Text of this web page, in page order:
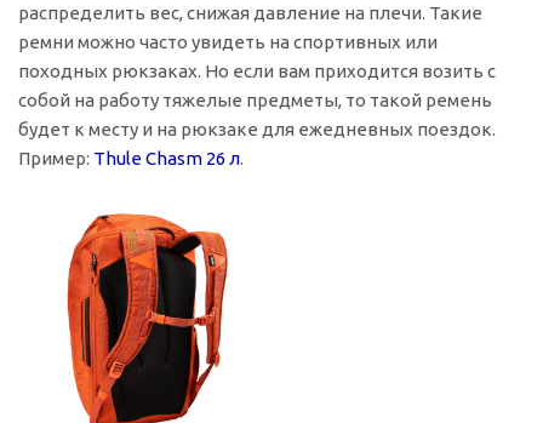
распределить вес, снижая давление на плечи. Такие
ремни можно часто увидеть на спортивных или
походных рюкзаках. Но если вам приходится возить с
собой на работу тяжелые предметы, то такой ремень
будет к месту и на рюкзаке для ежедневных поездок.
Пример: Thule Chasm 26 л.